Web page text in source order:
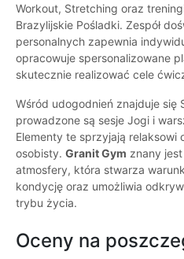
Workout, Stretching oraz
Brazylijskie Pośladki. Zespół
personalnych zapewnia
opracowuje spersonalizowane
skutecznie realizować cele
Wśród udogodnień znajduje się
prowadzone są sesje Jogi i
Elementy te sprzyjają relaksowi
osobisty. Granit Gym znany
atmosfery, która stwarza
kondycję oraz umożliwia
trybu życia.
Oceny na